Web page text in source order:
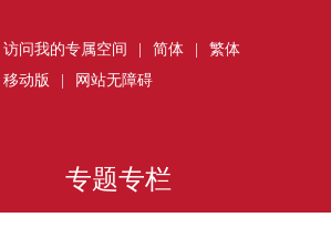
访问我的专属空间 简体
繁体
移动版
网站无障碍
专题专栏